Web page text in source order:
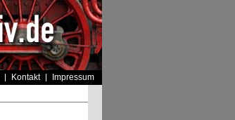
Kontakt Impressum